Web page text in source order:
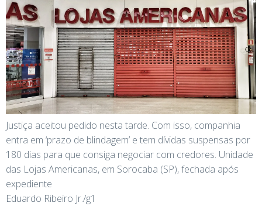
Justiça aceitou pedido nesta tarde. Com isso, companhia
entra em ‘prazo de blindagem’ e tem dívidas suspensas por
180 dias para que consiga negociar com credores. Unidade
das Lojas Americanas, em Sorocaba (SP), fechada após
expediente
Eduardo Ribeiro Jr./g1